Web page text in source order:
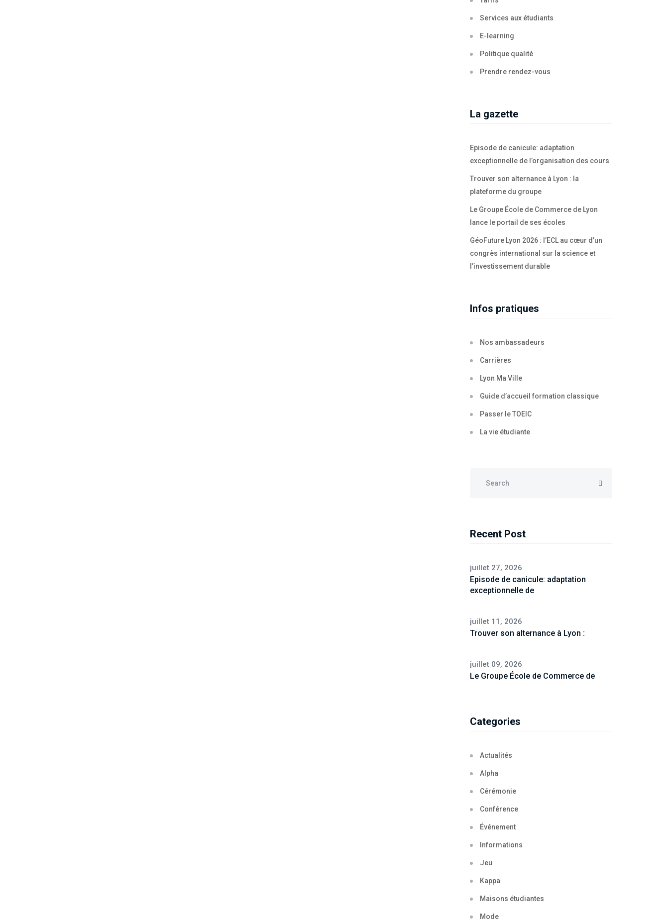
Services aux étudiants
E-learning
Politique qualité
Prendre rendez-vous
La gazette
Episode de canicule: adaptation
exceptionnelle de l’organisation des cours
Trouver son alternance à Lyon : la
plateforme du groupe
Le Groupe École de Commerce de Lyon
lance le portail de ses écoles
GéoFuture Lyon 2026 : l’ECL au cœur d’un
congrès international sur la science et
l’investissement durable
Infos pratiques
Nos ambassadeurs
Carrières
Lyon Ma Ville
Guide d’accueil formation classique
Passer le TOEIC
La vie étudiante
Recent Post
juillet 27, 2026
Episode de canicule: adaptation
exceptionnelle de
juillet 11, 2026
Trouver son alternance à Lyon :
juillet 09, 2026
Le Groupe École de Commerce de
Categories
Actualités
Alpha
Cérémonie
Conférence
Événement
Informations
Jeu
Kappa
Maisons étudiantes
Mode